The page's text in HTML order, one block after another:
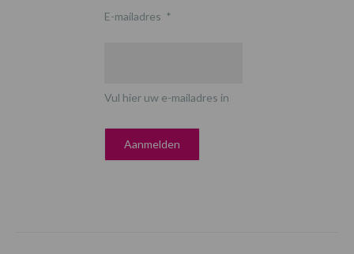
E-mailadres *
Vul hier uw e-mailadres in